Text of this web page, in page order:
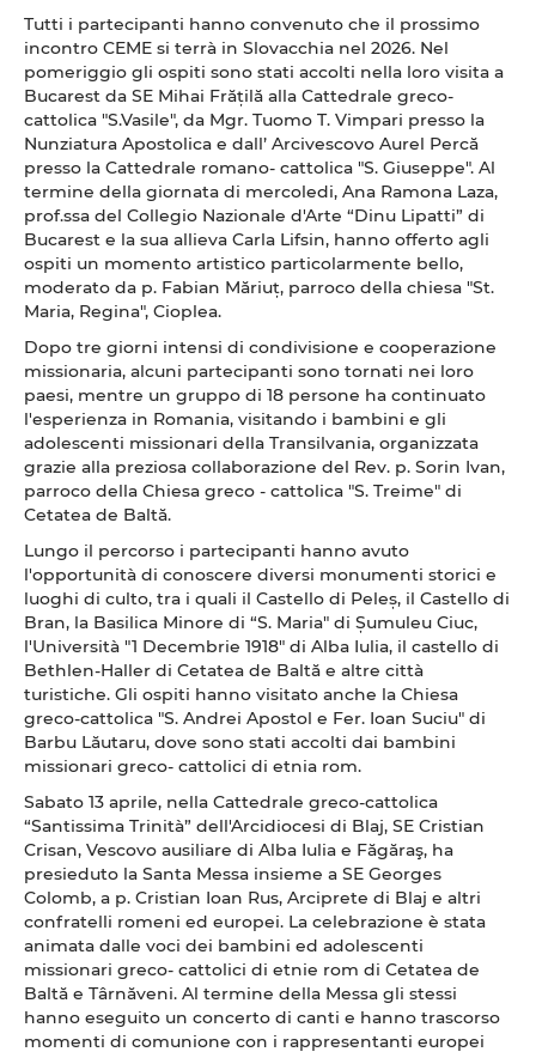
Tutti i partecipanti hanno convenuto che il prossimo
incontro CEME si terrà in Slovacchia nel 2026. Nel
pomeriggio gli ospiti sono stati accolti nella loro visita a
Bucarest da SE Mihai Frățilă alla Cattedrale greco-
cattolica "S.Vasile", da Mgr. Tuomo T. Vimpari presso la
Nunziatura Apostolica e dall’ Arcivescovo Aurel Percă
presso la Cattedrale romano- cattolica "S. Giuseppe". Al
termine della giornata di mercoledi, Ana Ramona Laza,
prof.ssa del Collegio Nazionale d'Arte “Dinu Lipatti” di
Bucarest e la sua allieva Carla Lifsin, hanno offerto agli
ospiti un momento artistico particolarmente bello,
moderato da p. Fabian Măriuț, parroco della chiesa "St.
Maria, Regina", Cioplea.
Dopo tre giorni intensi di condivisione e cooperazione
missionaria, alcuni partecipanti sono tornati nei loro
paesi, mentre un gruppo di 18 persone ha continuato
l'esperienza in Romania, visitando i bambini e gli
adolescenti missionari della Transilvania, organizzata
grazie alla preziosa collaborazione del Rev. p. Sorin Ivan,
parroco della Chiesa greco - cattolica "S. Treime" di
Cetatea de Baltă.
Lungo il percorso i partecipanti hanno avuto
l'opportunità di conoscere diversi monumenti storici e
luoghi di culto, tra i quali il Castello di Peleș, il Castello di
Bran, la Basilica Minore di “S. Maria" di Șumuleu Ciuc,
l'Università "1 Decembrie 1918" di Alba Iulia, il castello di
Bethlen-Haller di Cetatea de Baltă e altre città
turistiche. Gli ospiti hanno visitato anche la Chiesa
greco-cattolica "S. Andrei Apostol e Fer. Ioan Suciu" di
Barbu Lăutaru, dove sono stati accolti dai bambini
missionari greco- cattolici di etnia rom.
Sabato 13 aprile, nella Cattedrale greco-cattolica
“Santissima Trinità” dell'Arcidiocesi di Blaj, SE Cristian
Crisan, Vescovo ausiliare di Alba Iulia e Făgăraş, ha
presieduto la Santa Messa insieme a SE Georges
Colomb, a p. Cristian Ioan Rus, Arciprete di Blaj e altri
confratelli romeni ed europei. La celebrazione è stata
animata dalle voci dei bambini ed adolescenti
missionari greco- cattolici di etnie rom di Cetatea de
Baltă e Târnăveni. Al termine della Messa gli stessi
hanno eseguito un concerto di canti e hanno trascorso
momenti di comunione con i rappresentanti europei